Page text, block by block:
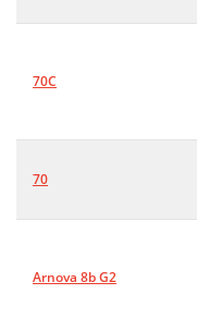
70C
70
Arnova 8b G2